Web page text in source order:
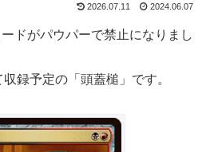
2026.07.11 2024.06.07
ドがパウパーで禁止になりまし
録予定の「頭蓋槌」です。